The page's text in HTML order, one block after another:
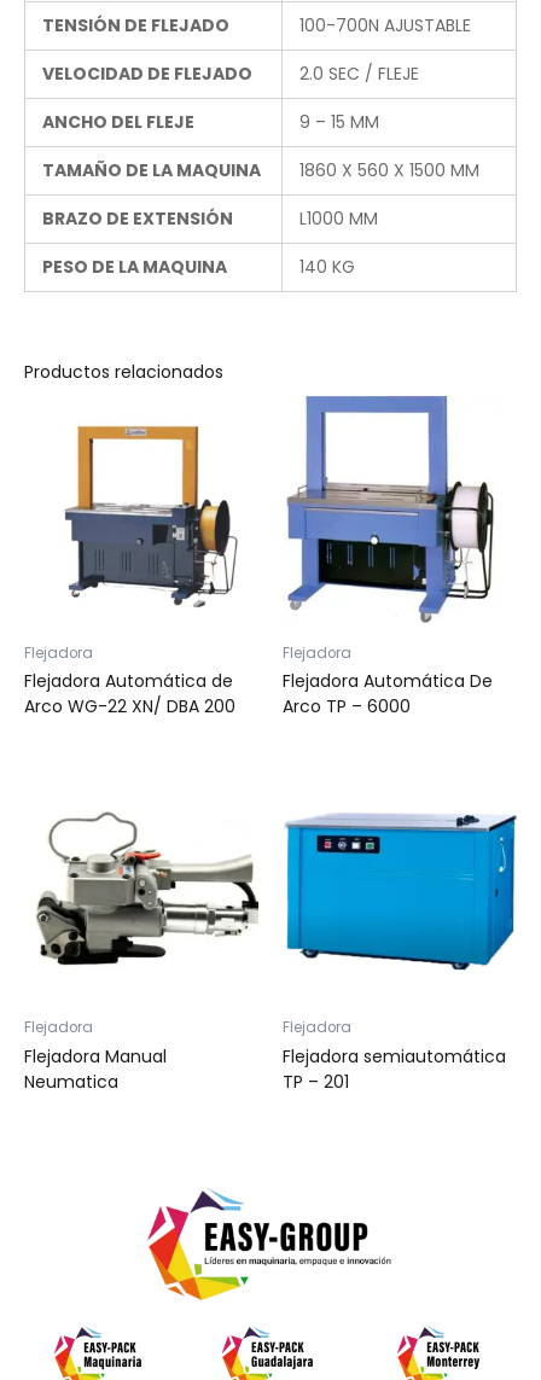
TENSIÓN DE FLEJADO
100-700N AJUSTABLE
VELOCIDAD DE FLEJADO
2.0 SEC / FLEJE
ANCHO DEL FLEJE
9 – 15 MM
TAMAÑO DE LA MAQUINA
1860 X 560 X 1500 MM
BRAZO DE EXTENSIÓN
L1000 MM
PESO DE LA MAQUINA
140 KG
Productos relacionados
Flejadora
Flejadora Automática de
Arco WG-22 XN/ DBA 200
Flejadora
Flejadora Automática De
Arco TP – 6000
Flejadora
Flejadora Manual
Neumatica
Flejadora
Flejadora semiautomática
TP – 201